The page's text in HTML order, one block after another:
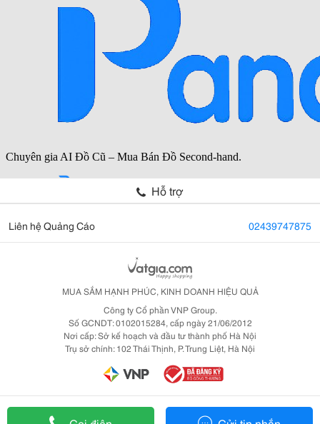
Hỗ trợ
Liên hệ Quảng Cáo 02439747875
MUA SẮM HẠNH PHÚC, KINH DOANH HIỆU QUẢ
Công ty Cổ phần VNP Group.
Số GCNDT: 0102015284, cấp ngày 21/06/2012
Nơi cấp: Sở kế hoạch và đầu tư thành phố Hà Nội
Trụ sở chính: 102 Thái Thịnh, P. Trung Liệt, Hà Nội